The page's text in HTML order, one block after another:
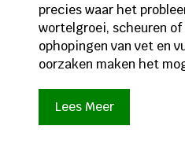
precies waar het
wortelgroei, scheuren
ophopingen van vet en
oorzaken maken het
Lees Meer